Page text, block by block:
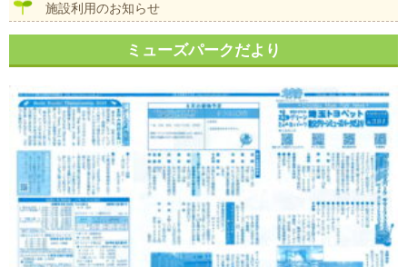
施設利用のお知らせ
ミューズパークだより